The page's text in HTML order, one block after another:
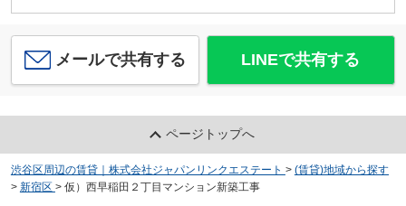
メールで共有する LINEで共有する
ページトップへ
渋谷区周辺の賃貸｜株式会社ジャパンリンクエステート > (賃貸)地域から探す
> 新宿区 > 仮）西早稲田２丁目マンション新築工事